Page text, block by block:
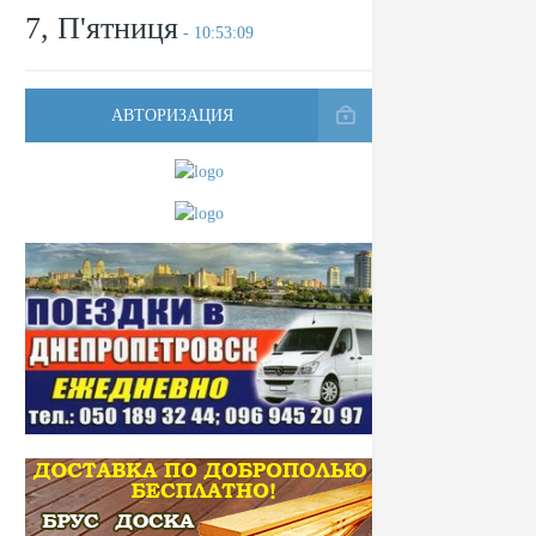
7, П'ятниця - 10:53:09
АВТОРИЗАЦИЯ